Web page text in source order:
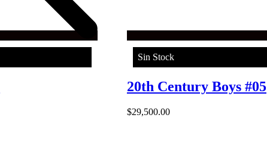
Sin Stock
20th Century Boys #05
$29,500.00